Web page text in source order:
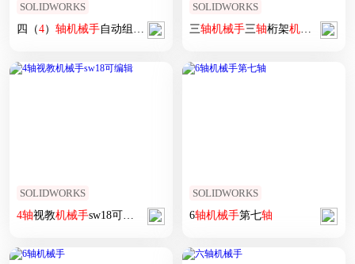
SOLIDWORKS
四（4） 轴机械手自动组装机
SOLIDWORKS
三轴机械手三轴桁架机械手
SOLIDWORKS
4轴视教机械手sw18可编辑
SOLIDWORKS
6轴机械手第七轴